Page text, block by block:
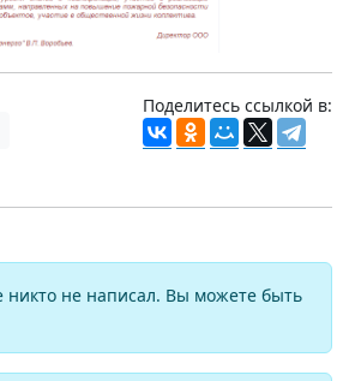
Поделитесь ссылкой в:
не написал. Вы можете быть